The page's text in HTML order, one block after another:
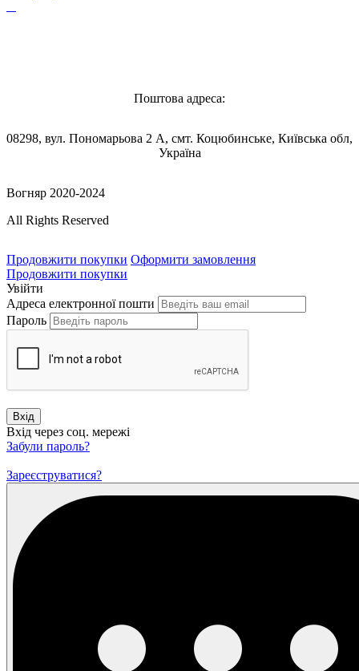
Поштова адреса:
08298, вул. Пономарьова 2 А, смт. Коцюбинське, Київська обл,
Україна
Вогняр 2020-2024
All Rights Reserved
Продовжити покупки Оформити замовлення
Продовжити покупки
Увійти
Адреса електронної пошти
Пароль
Вхід
Вхід через соц. мережі
Забули пароль?
Зареєструватися?